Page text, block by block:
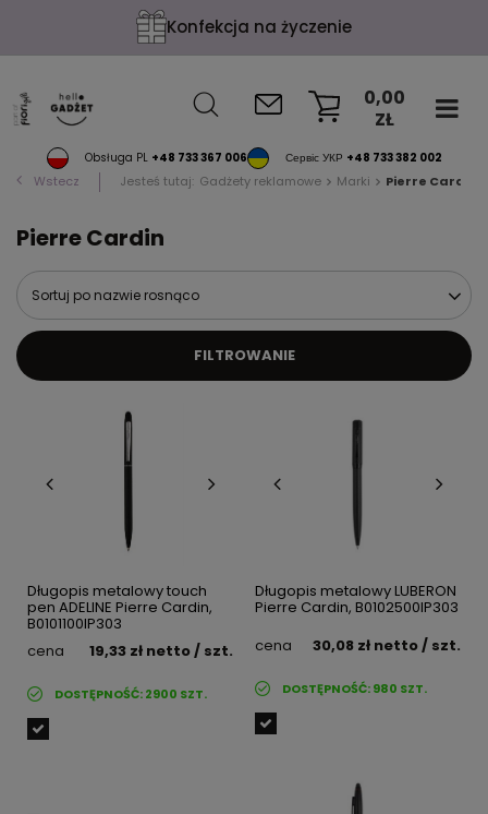
Konfekcja na życzenie
Obsługa PL +48 733 367 006 Сервіс УКР +48 733 382 002
0,00
ZŁ
Wstecz Jesteś tutaj: Gadżety reklamowe Marki Pierre Cardin
Pierre Cardin
Sortuj po nazwie rosnąco
FILTROWANIE
Długopis metalowy touch
pen ADELINE Pierre Cardin,
B0101100IP303
cena
19,33 zł netto/ szt.
DOSTĘPNOŚĆ:2900 SZT.
Długopis metalowy LUBERON
Pierre Cardin, B0102500IP303
cena
30,08 zł netto/ szt.
DOSTĘPNOŚĆ:980 SZT.